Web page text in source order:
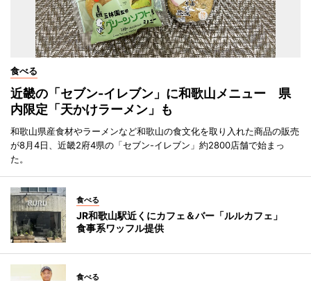
食べる
近畿の「セブン-イレブン」に和歌山メニュー 県
内限定「天かけラーメン」も
和歌山県産食材やラーメンなど和歌山の食文化を取り入れた商品の販売
が8月4日、近畿2府4県の「セブン-イレブン」約2800店舗で始まっ
た。
食べる
JR和歌山駅近くにカフェ＆バー「ルルカフェ」
食事系ワッフル提供
食べる